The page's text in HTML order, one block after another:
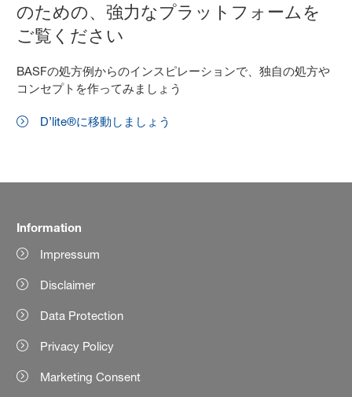
のための、強力なプラットフォームを
ご覧ください
BASFの処方例からのインスピレーションで、独自の処方や
コンセプトを作ってみましょう
D’lite®に移動しましょう
Information
Impressum
Disclaimer
Data Protection
Privacy Policy
Marketing Consent